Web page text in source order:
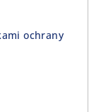
ochrany